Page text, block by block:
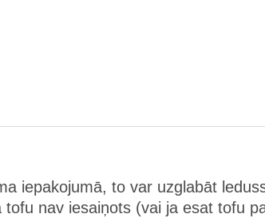
iepakojumā, to var uzglabāt
nav iesaiņots (vai ja esat tofu